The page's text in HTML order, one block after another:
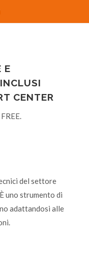
E
CENTER
del settore
uno strumento di
adattandosi alle